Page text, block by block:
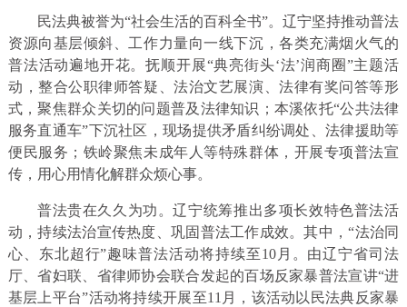
民法典被誉为“社会生活的百科全书”。辽宁坚持推动普法
资源向基层倾斜、工作力量向一线下沉，各类充满烟火气的
普法活动遍地开花。抚顺开展“典亮街头‘法’润商圈”主题活
动，整合公职律师答疑、法治文艺展演、法律有奖问答等形
式，聚焦群众关切的问题普及法律知识；本溪依托“公共法律
服务直通车”下沉社区，现场提供矛盾纠纷调处、法律援助等
便民服务；铁岭聚焦未成年人等特殊群体，开展专项普法宣
传，用心用情化解群众烦心事。
普法贵在久久为功。辽宁统筹推出多项长效特色普法活
动，持续法治宣传热度、巩固普法工作成效。其中，“法治同
心、东北超行”趣味普法活动将持续至10月。由辽宁省司法
厅、省妇联、省律师协会联合发起的百场反家暴普法宣讲“进
基层上平台”活动将持续开展至11月，该活动以民法典反家暴